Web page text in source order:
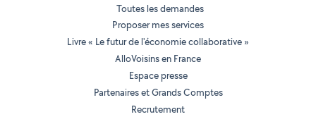
Toutes les demandes
Proposer mes services
Livre « Le futur de l'économie collaborative »
AlloVoisins en France
Espace presse
Partenaires et Grands Comptes
Recrutement